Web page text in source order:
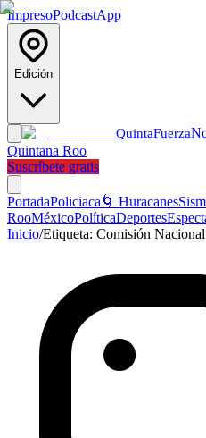
ImpresoPodcastApp
Edición
QuintaFuerza
Quintana Roo
Suscríbete gratis
PortadaPoliciaca 🌀 Huracanes
RooMéxicoPolíticaDeportes
Inicio/Etiqueta: Comisión